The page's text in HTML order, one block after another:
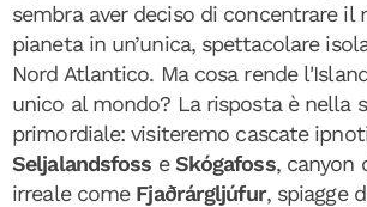
sembra aver deciso di concentrare il
pianeta in un’unica, spettacolare
Nord Atlantico. Ma cosa rende
unico al mondo? La risposta è nella
primordiale: visiteremo cascate
Seljalandsfoss eSkógafoss, canyon
irreale come Fjaðrárgljúfur, spiagge